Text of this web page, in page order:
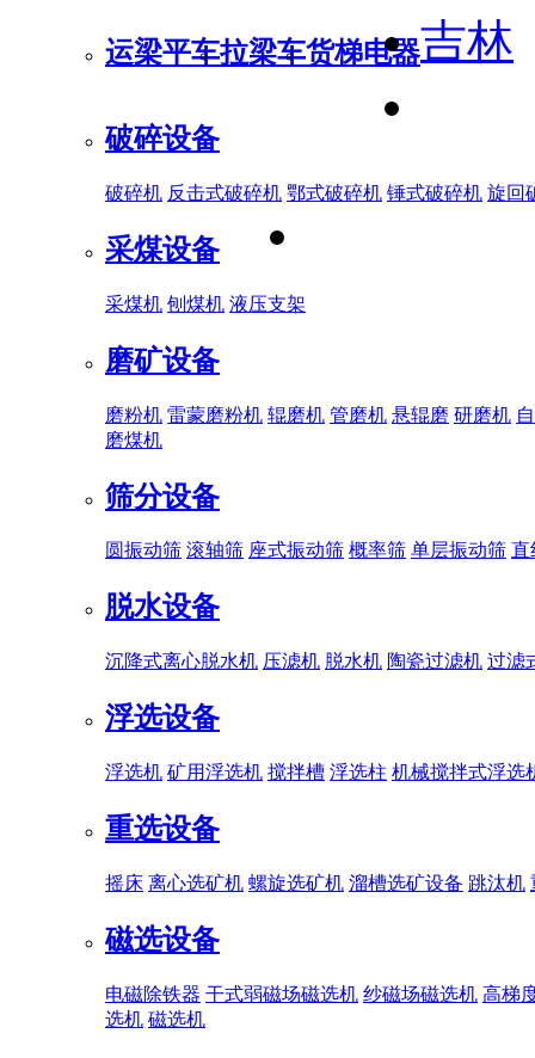
运梁平车拉梁车货梯电器
破碎设备
破碎机 反击式破碎机 鄂式破碎机 锤式破碎机 旋回
采煤设备
采煤机 刨煤机 液压支架
磨矿设备
磨粉机 雷蒙磨粉机 辊磨机 管磨机 悬辊磨 研磨机
磨煤机
筛分设备
圆振动筛 滚轴筛 座式振动筛 概率筛 单层振动筛 直
脱水设备
沉降式离心脱水机 压滤机 脱水机 陶瓷过滤机 过滤
浮选设备
浮选机 矿用浮选机 搅拌槽 浮选柱 机械搅拌式浮选
重选设备
摇床 离心选矿机 螺旋选矿机 溜槽选矿设备 跳汰机
磁选设备
电磁除铁器 干式弱磁场磁选机 纱磁场磁选机 高梯
选机 磁选机
吉林